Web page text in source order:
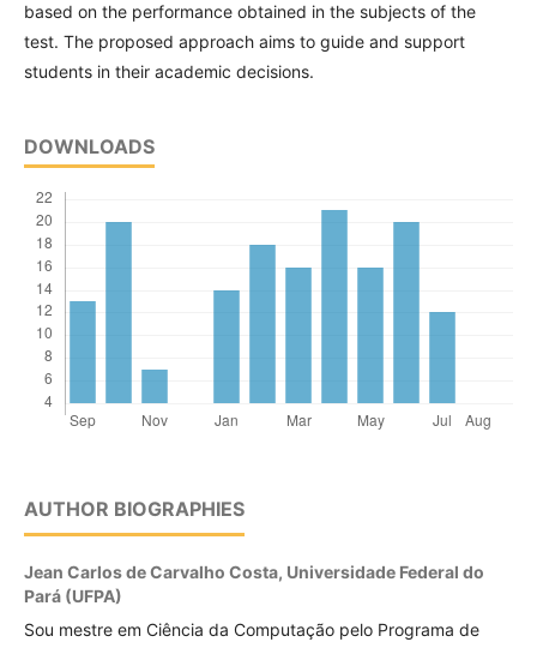
based on the performance obtained in the subjects of the
test. The proposed approach aims to guide and support
students in their academic decisions.
DOWNLOADS
AUTHOR BIOGRAPHIES
Jean Carlos de Carvalho Costa, Universidade Federal do
Pará (UFPA)
Sou mestre em Ciência da Computação pelo Programa de